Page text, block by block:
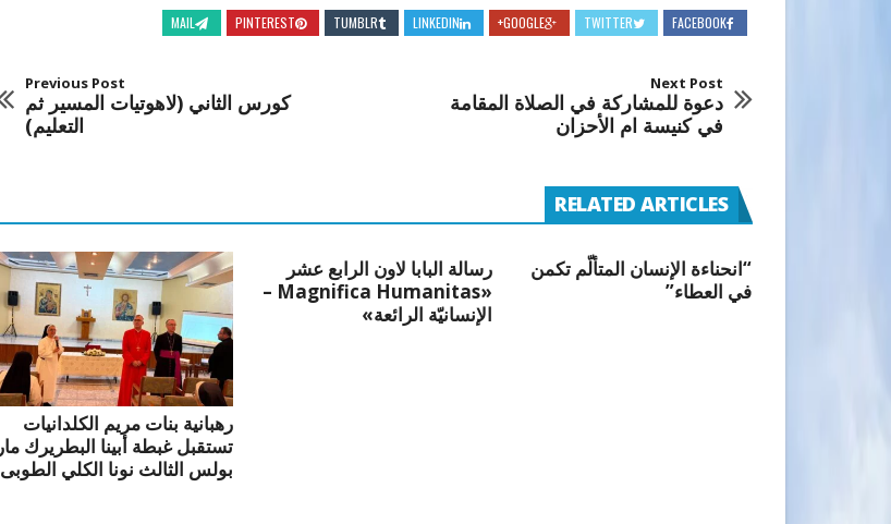
FACEBOOK
TWITTER
GOOGLE+
LINKEDIN
TUMBLR
PINTEREST
MAIL
Previous Post
كورس الثاني (لاهوتيات المسير ثم
التعليم)
Next Post
دعوة للمشاركة في الصلاة المقامة
في كنيسة ام الأحزان
RELATED ARTICLES
رهبانية بنات مريم الكلدانيات
تستقبل غبطة أبينا البطريرك مار
بولس الثالث نونا الكلي الطوبى
رسالة البابا لاون الرابع عشر
«Magnifica Humanitas –
الإنسانيّة الرائعة»
“انحناءة الإنسان المتألّم تكمن
في العطاء”